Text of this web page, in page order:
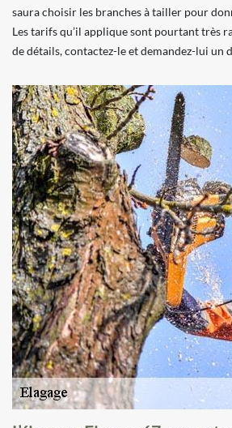
saura choisir les branches à tailler pour
Les tarifs qu’il applique sont pourtant très
de détails, contactez-le et demandez-lui un